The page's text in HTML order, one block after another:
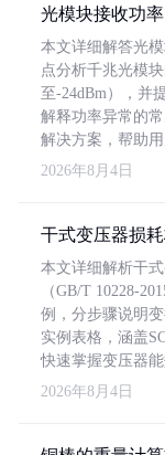
光模块接收功
本文详细解答光
点分析千兆光模
至-24dBm），并
解释功率异常的
解决方案，帮助
2026年8月4日
干式变压器损
本文详细解析干
（GB/T 10228-
例，分步骤说明
实例表格，涵盖
快速掌握变压器能
2026年8月4日